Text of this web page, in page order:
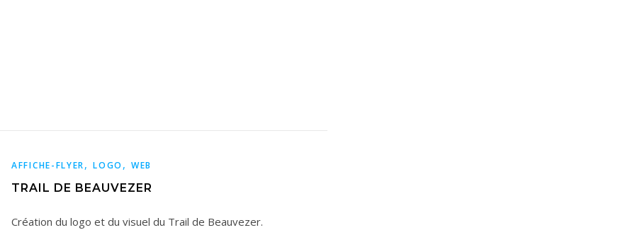
AFFICHE-FLYER,LOGO , WEB
TRAIL DE BEAUVEZER
Création du logo et du visuel du Trail de Beauvezer.